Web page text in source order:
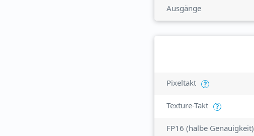
Ausgänge
Pixeltakt ?
Texture-Takt ?
FP16 (halbe Genauigkeit)